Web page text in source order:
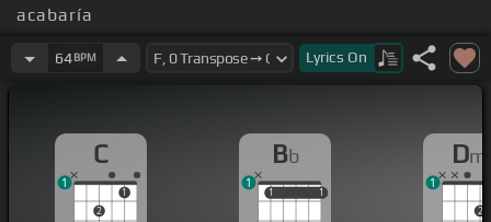
acabaría
[Dm]Mas en el proceso [Bb]pude comprender
64BPM Lyrics On
C
2
1
1
Bb
1 1
1 1
1
Dm
2
1